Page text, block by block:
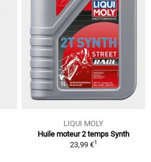
LIQUI MOLY
Huile moteur 2 temps Synth
23,99 €1